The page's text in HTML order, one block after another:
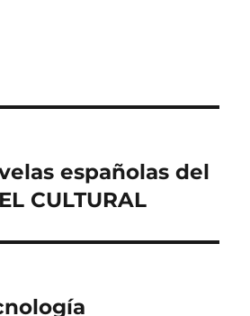
españolas del
CULTURAL